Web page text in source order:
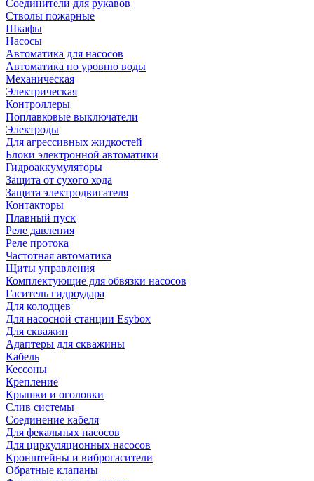
Соединители для рукавов
Стволы пожарные
Шкафы
Насосы
Автоматика для насосов
Автоматика по уровню воды
Механическая
Электрическая
Контроллеры
Поплавковые выключатели
Электроды
Для агрессивных жидкостей
Блоки электронной автоматики
Гидроаккумуляторы
Защита от сухого хода
Защита электродвигателя
Контакторы
Плавный пуск
Реле давления
Реле протока
Частотная автоматика
Щиты управления
Комплектующие для обвязки насосов
Гаситель гидроудара
Для колодцев
Для насосной станции Esybox
Для скважин
Адаптеры для скважины
Кабель
Кессоны
Крепление
Крышки и оголовки
Слив системы
Соединение кабеля
Для фекальных насосов
Для циркуляционных насосов
Кронштейны и виброгасители
Обратные клапаны